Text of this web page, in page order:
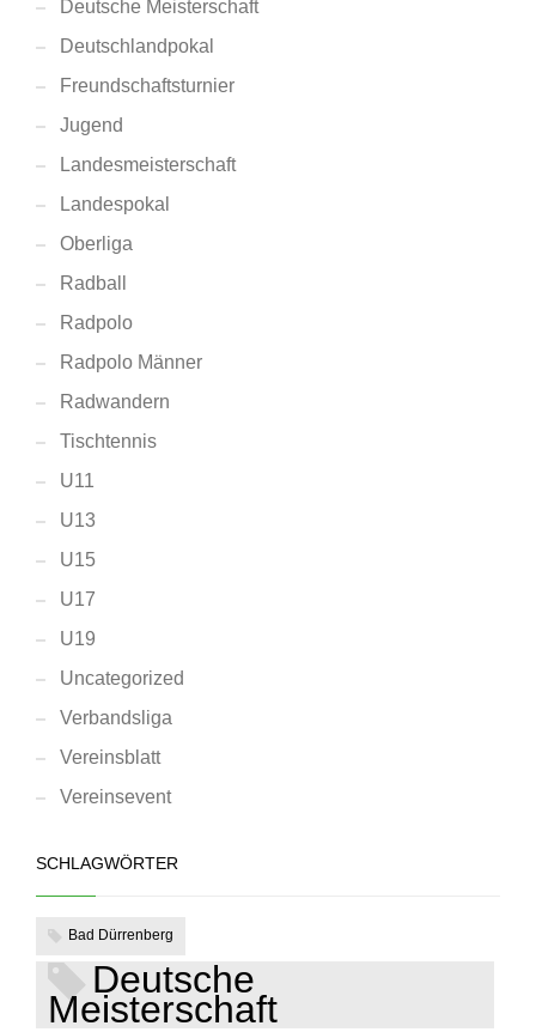
Deutsche Meisterschaft
Deutschlandpokal
Freundschaftsturnier
Jugend
Landesmeisterschaft
Landespokal
Oberliga
Radball
Radpolo
Radpolo Männer
Radwandern
Tischtennis
U11
U13
U15
U17
U19
Uncategorized
Verbandsliga
Vereinsblatt
Vereinsevent
SCHLAGWÖRTER
Bad Dürrenberg
Deutsche
Meisterschaft